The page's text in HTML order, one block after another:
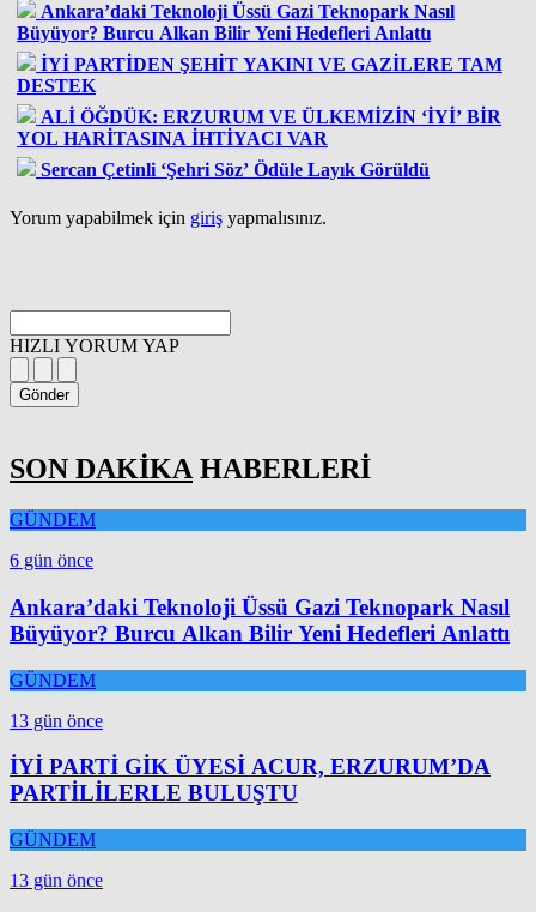
Ankara’daki Teknoloji Üssü Gazi Teknopark Nasıl
Büyüyor? Burcu Alkan Bilir Yeni Hedefleri Anlattı
İYİ PARTİDEN ŞEHİT YAKINI VE GAZİLERE TAM
DESTEK
ALİ ÖĞDÜK: ERZURUM VE ÜLKEMİZİN ‘İYİ’ BİR
YOL HARİTASINA İHTİYACI VAR
Sercan Çetinli ‘Şehri Söz’ Ödüle Layık Görüldü
Yorum yapabilmek için giriş yapmalısınız.
HIZLI YORUM YAP
Gönder
SON DAKİKAHABERLERİ
GÜNDEM
6 gün önce
Ankara’daki Teknoloji Üssü Gazi Teknopark Nasıl
Büyüyor? Burcu Alkan Bilir Yeni Hedefleri Anlattı
GÜNDEM
13 gün önce
İYİ PARTİ GİK ÜYESİ ACUR, ERZURUM’DA
PARTİLİLERLE BULUŞTU
GÜNDEM
13 gün önce